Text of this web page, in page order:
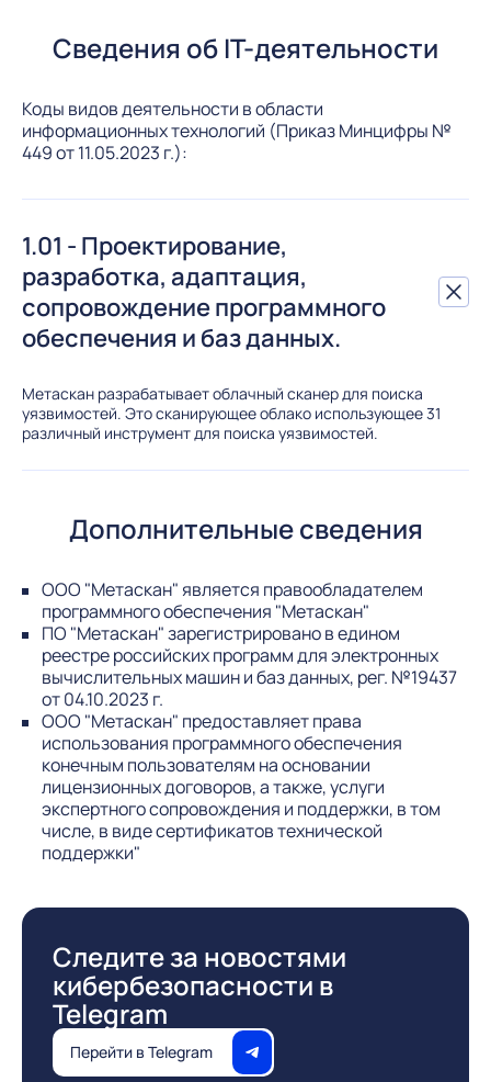
Сведения об IT-деятельности
Коды видов деятельности в области
информационных технологий (Приказ Минцифры №
449 от 11.05.2023 г.):
1.01 - Проектирование,
разработка, адаптация,
сопровождение программного
обеспечения и баз данных.
Метаскан разрабатывает облачный сканер для поиска
уязвимостей. Это сканирующее облако использующее 31
различный инструмент для поиска уязвимостей.
Дополнительные сведения
ООО "Метаскан" является правообладателем
программного обеспечения "Метаскан"
ПО "Метаскан" зарегистрировано в едином
реестре российских программ для электронных
вычислительных машин и баз данных, рег. №19437
от 04.10.2023 г.
ООО "Метаскан" предоставляет права
использования программного обеспечения
конечным пользователям на основании
лицензионных договоров, а также, услуги
экспертного сопровождения и поддержки, в том
числе, в виде сертификатов технической
поддержки"
Следите за новостями
кибербезопасности в
Telegram
Перейти в Telegram